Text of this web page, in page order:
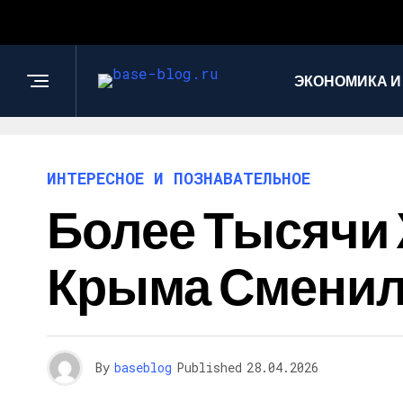
ЭКОНОМИКА
ИНТЕРЕСНОЕ И ПОЗНАВАТЕЛЬНОЕ
Более Тысячи
Крыма
By baseblog Published 28.04.2026